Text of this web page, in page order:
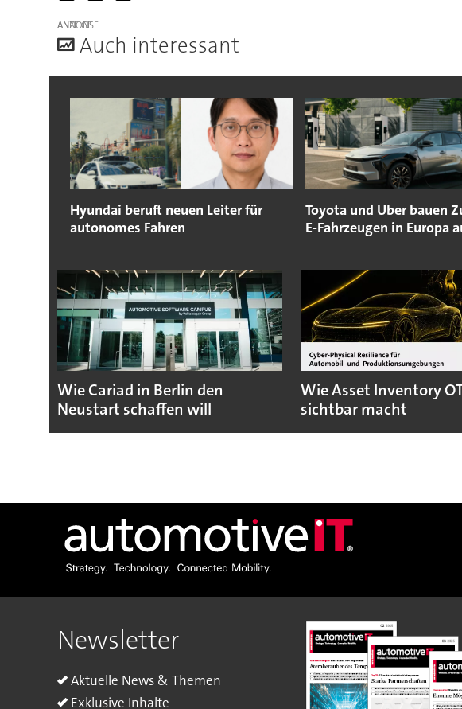
ANZEIGE
Auch interessant
Hyundai beruft neuen Leiter für
autonomes Fahren
Toyota und Uber bauen
E-Fahrzeugen in Europa
Wie Cariad in Berlin den
Neustart schaffen will
Wie Asset Inventory
sichtbar macht
Newsletter
Aktuelle News & Themen
Exklusive Inhalte